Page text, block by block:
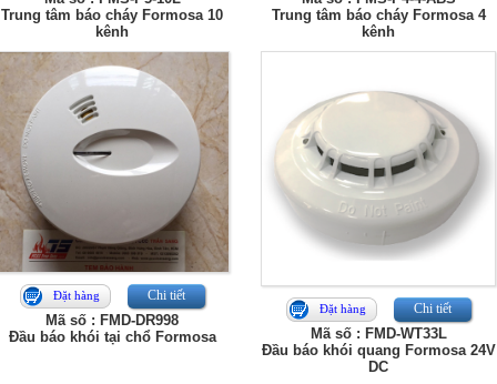
Trung tâm báo cháy Formosa 10
kênh
Trung tâm báo cháy Formosa 4
kênh
Đặt hàng Chi tiết
Mã số : FMD-DR998
Đầu báo khói tại chổ Formosa
Đặt hàng Chi tiết
Mã số : FMD-WT33L
Đầu báo khói quang Formosa 24V
DC